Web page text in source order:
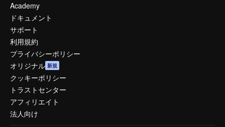
Academy
ドキュメント
サポート
利用規約
プライバシーポリシー
オリジナル 新規
クッキーポリシー
トラストセンター
アフィリエイト
法人向け